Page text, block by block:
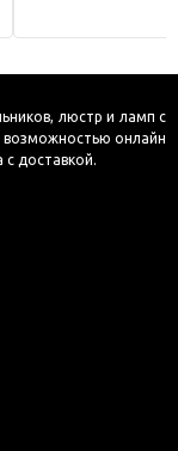
люстр и ламп с
онлайн
с доставкой.